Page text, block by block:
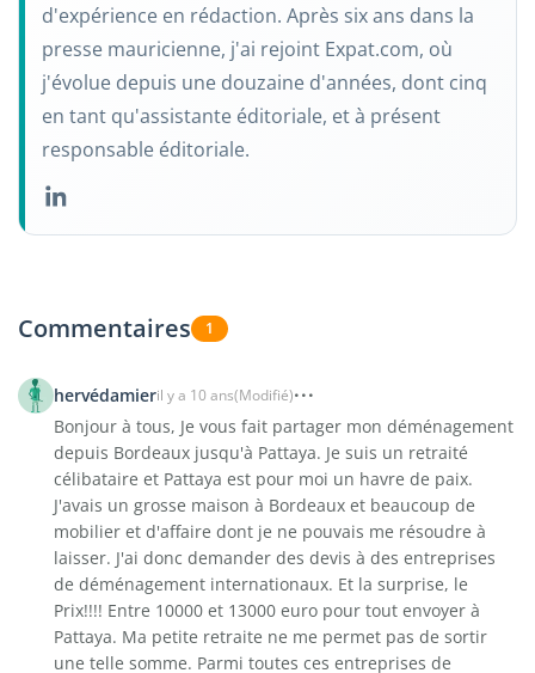
d'expérience en rédaction. Après six ans dans la
presse mauricienne, j'ai rejoint Expat.com, où
j'évolue depuis une douzaine d'années, dont cinq
en tant qu'assistante éditoriale, et à présent
responsable éditoriale.
Commentaires 1
hervédamieril y a 10 ans(Modifié)
Bonjour à tous, Je vous fait partager mon déménagement
depuis Bordeaux jusqu'à Pattaya. Je suis un retraité
célibataire et Pattaya est pour moi un havre de paix.
J'avais un grosse maison à Bordeaux et beaucoup de
mobilier et d'affaire dont je ne pouvais me résoudre à
laisser. J'ai donc demander des devis à des entreprises
de déménagement internationaux. Et la surprise, le
Prix!!!! Entre 10000 et 13000 euro pour tout envoyer à
Pattaya. Ma petite retraite ne me permet pas de sortir
une telle somme. Parmi toutes ces entreprises de